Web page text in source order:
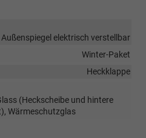
elektrisch verstellbar
Winter-Paket
Heckklappe
(Heckscheibe und hintere
Wärmeschutzglas